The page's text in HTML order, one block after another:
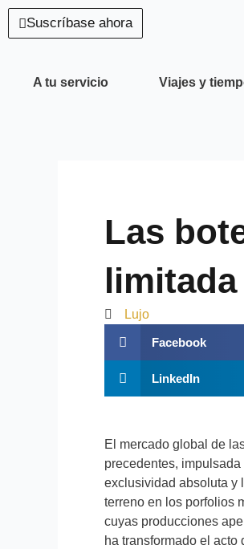
Suscríbase ahora
A tu servicio Viajes y
Las
Lujo
Facebook
LinkedIn
El mercado global de
precedentes,
exclusividad absoluta y
terreno en los porfolios
cuyas producciones
ha transformado el